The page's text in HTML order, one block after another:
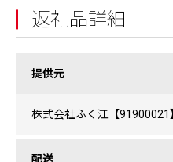
返礼品詳細
提供元
株式会社ふく江【91900021
配送